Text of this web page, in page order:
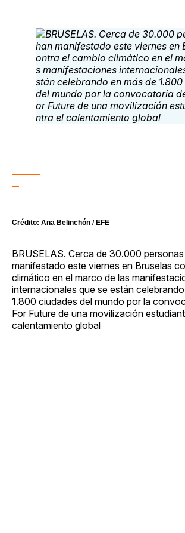
Crédito: Ana Belinchón / EFE
BRUSELAS. Cerca de 30.000
manifestado este viernes en Bruselas
climático en el marco de las
internacionales que se están
1.800 ciudades del mundo por la
For Future de una movilización
calentamiento global